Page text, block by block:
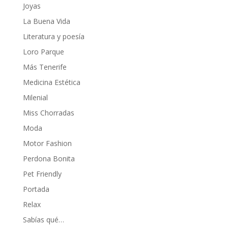
Joyas
La Buena Vida
Literatura y poesía
Loro Parque
Más Tenerife
Medicina Estética
Milenial
Miss Chorradas
Moda
Motor Fashion
Perdona Bonita
Pet Friendly
Portada
Relax
Sabías qué…